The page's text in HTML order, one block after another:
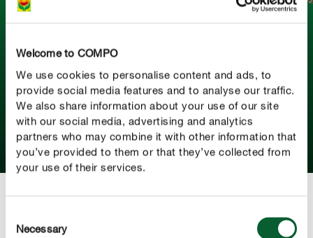
Welcome to COMPO
We use cookies to personalise content and ads, to
provide social media features and to analyse our traffic.
We also share information about your use of our site
with our social media, advertising and analytics
partners who may combine it with other information that
you’ve provided to them or that they’ve collected from
your use of their services.
Selection
Necessary
Wil je weten hoe je je gazon moet verticuteren? Lees
dan zeker ons artikel na. We leggen je stap voor stap uit
hoe verticuteren in zijn werk gaat.
NAAR HET ARTIKEL